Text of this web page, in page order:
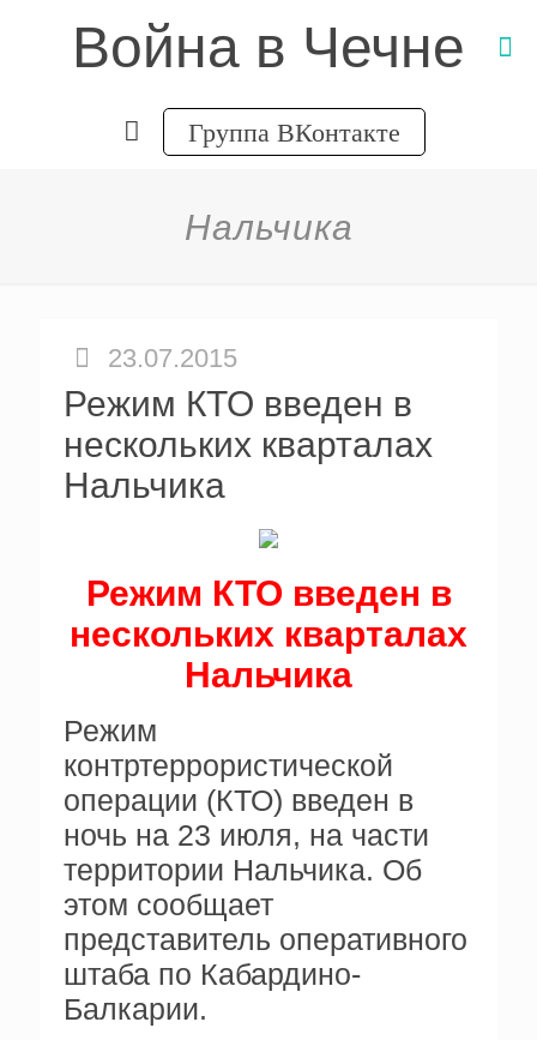
Война в Чечне
Группа ВКонтакте
Нальчика
23.07.2015
Режим КТО введен в
нескольких кварталах
Нальчика
Режим КТО введен в
нескольких кварталах
Нальчика
Режим
контртеррористической
операции (КТО) введен в
ночь на 23 июля, на части
территории Нальчика. Об
этом сообщает
представитель оперативного
штаба по Кабардино-
Балкарии.